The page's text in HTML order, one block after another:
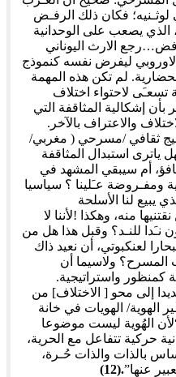
فكان ذلك الرفـض
الذي يصعب على الوحدانية
الارث اليوناني
ليفرض نفسه كنموذج
لم تكن هذه المهمة
تسعـَى لاحتواء اختلاف
بأن إشكالية المثاقفة التي
والاعتراف بالآخر.
ثقافي /مسرحي ( مغربي/
ياترى استبدال المثاقفة
أم سيبقي المشهد في
ومفـروضة عـَلينا ؟ سياسيا
يبيع لنا الأسلحة
منه، وهكذا !لأننا لا
للنـد؟ وقبل هذا هل من
لعنكبوتي، أن نعيد ذاك
المسرح؟ ولاسيما أن
كمنظور واستراتيجية.
إلى محو [ الاختلاف] من
الهوية/ الهويات في خانة
الهُوية ليست موضوعا
حركية تتفاعل مع الحرية،
بالذات والذات حُـرة،
عنها”.(12)